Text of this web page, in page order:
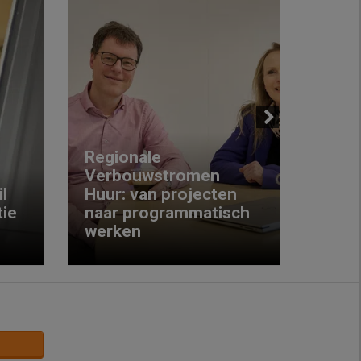
Regionale
Verbouwstromen
Huur: van projecten
naar programmatisch
werken
Next